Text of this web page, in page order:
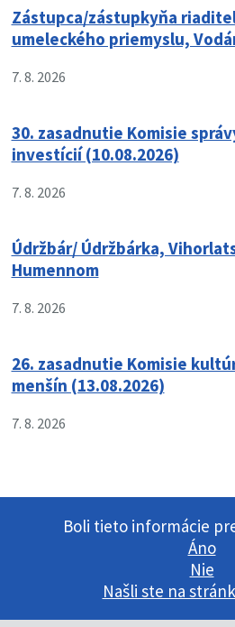
Zástupca/zástupkyňa
umeleckého priemyslu,
7. 8. 2026
30. zasadnutie Komisie
investícií (10.08.2026)
7. 8. 2026
Údržbár/ Údržbárka,
Humennom
7. 8. 2026
26. zasadnutie Komisie
menšín (13.08.2026)
7. 8. 2026
Boli tieto informácie
Áno
Nie
Našli ste na